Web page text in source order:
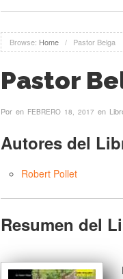
Browse: Home / Pastor Belga
Pastor
Por en FEBRERO 18, 2017 en
Autores del
Robert Pollet
Resumen del